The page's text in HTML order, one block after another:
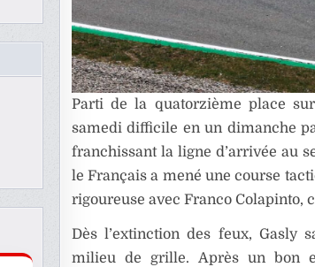
Parti de la quatorzième place
samedi difficile en un dimanche
franchissant la ligne d’arrivée au
le Français a mené une course
rigoureuse avec Franco Colapinto,
Dès l’extinction des feux, Gasly
milieu de grille. Après un bon